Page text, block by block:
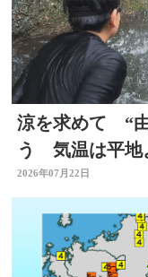
涼を求めて “
う 気温は平地
涼しい風も 大
2026年07月22日